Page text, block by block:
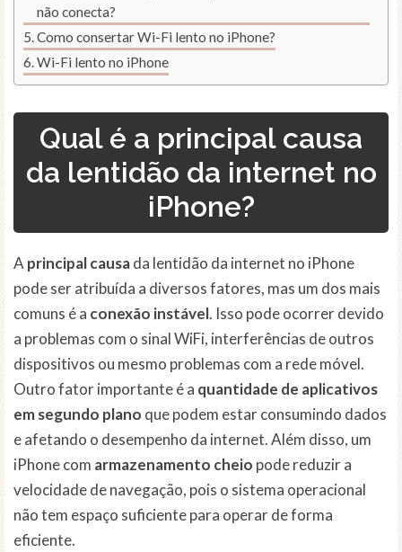
não conecta?
Como consertar Wi-Fi lento no iPhone?
Wi-Fi lento no iPhone
Qual é a principal causa
da lentidão da internet no
iPhone?
A principal causada lentidão da internet no iPhone
pode ser atribuída a diversos fatores, mas um dos mais
comuns é a conexão instável. Isso pode ocorrer devido
a problemas com o sinal WiFi, interferências de outros
dispositivos ou mesmo problemas com a rede móvel.
Outro fator importante é a quantidade de aplicativos
em segundo plano que podem estar consumindo dados
e afetando o desempenho da internet. Além disso, um
iPhone com armazenamento cheio pode reduzir a
velocidade de navegação, pois o sistema operacional
não tem espaço suficiente para operar de forma
eficiente.